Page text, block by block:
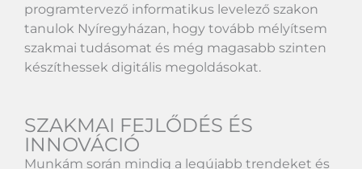
SZAKMAI FEJLŐDÉS ÉS
INNOVÁCIÓ
Munkám során mindig a legújabb trendeket és
programtervező informatikus levelező szakon
tanulok Nyíregyházan, hogy tovább mélyítsem
szakmai tudásomat és még magasabb szinten
készíthessek digitális megoldásokat.